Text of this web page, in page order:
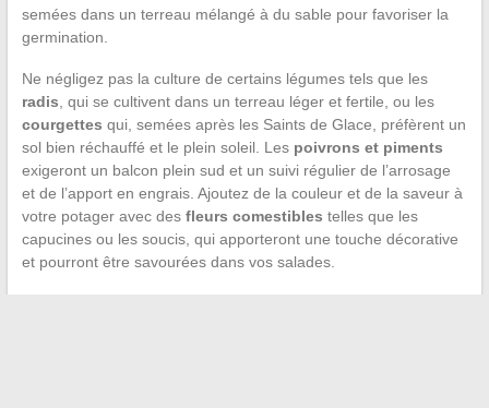
semées dans un terreau mélangé à du sable pour favoriser la
germination.
Ne négligez pas la culture de certains légumes tels que les
radis, qui se cultivent dans un terreau léger et fertile, ou les
courgettes qui, semées après les Saints de Glace, préfèrent un
sol bien réchauffé et le plein soleil. Les poivrons et piments
exigeront un balcon plein sud et un suivi régulier de l’arrosage
et de l’apport en engrais. Ajoutez de la couleur et de la saveur à
votre potager avec des fleurs comestibles telles que les
capucines ou les soucis, qui apporteront une touche décorative
et pourront être savourées dans vos salades.